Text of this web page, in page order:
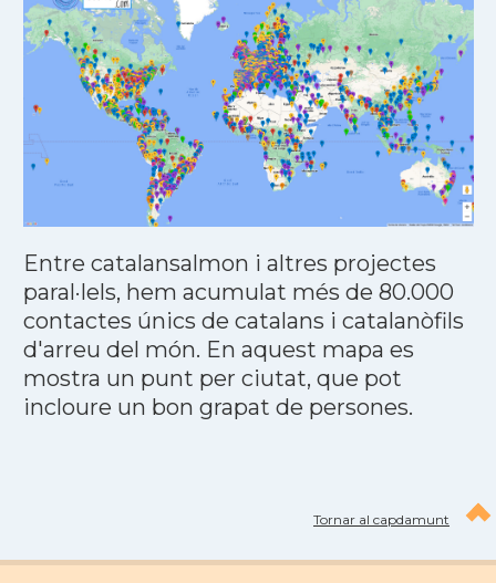
Entre catalansalmon i altres projectes
paral·lels, hem acumulat més de 80.000
contactes únics de catalans i catalanòfils
d'arreu del món. En aquest mapa es
mostra un punt per ciutat, que pot
incloure un bon grapat de persones.
Tornar al capdamunt